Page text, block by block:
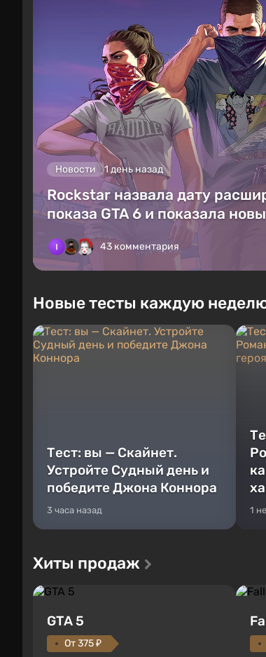
Новости 1 день назад
Rockstar назвала дату
показа GTA 6 и показала
43 комментария
Новые тесты каждую
Тест: вы — Скайнет.
Устройте Судный день и
победите Джона Коннора
3 часа назад 1
Хиты продаж
GTA 5
От 375 ₽